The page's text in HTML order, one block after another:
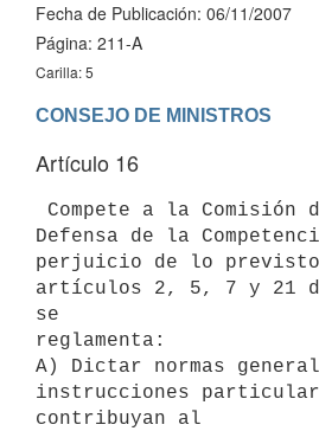
Fecha de Publicación: 06/11/2007
Página: 211-A
Carilla: 5
Artículo 16
Defensa de la
perjuicio de lo
artículos 2, 5, 7 y 21
se
reglamenta:
A) Dictar normas
instrucciones
contribuyan al